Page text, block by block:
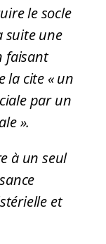
le socle
suite une
faisant
la cite « un
par un
».
à un seul
et